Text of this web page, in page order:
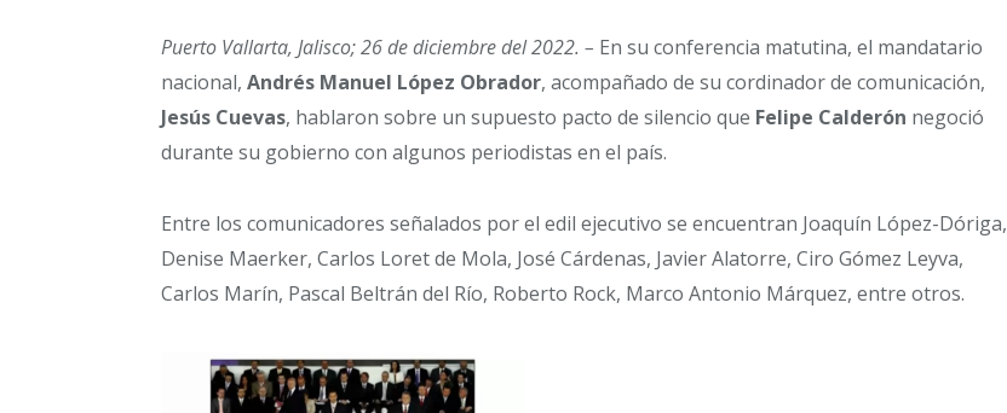
Puerto Vallarta, Jalisco; 26 de diciembre del 2022. – En su conferencia matutina, el mandatario
nacional, Andrés Manuel López Obrador, acompañado de su cordinador de comunicación,
Jesús Cuevas, hablaron sobre un supuesto pacto de silencio que Felipe Calderón negoció
durante su gobierno con algunos periodistas en el país.
Entre los comunicadores señalados por el edil ejecutivo se encuentran Joaquín López-Dóriga,
Denise Maerker, Carlos Loret de Mola, José Cárdenas, Javier Alatorre, Ciro Gómez Leyva,
Carlos Marín, Pascal Beltrán del Río, Roberto Rock, Marco Antonio Márquez, entre otros.